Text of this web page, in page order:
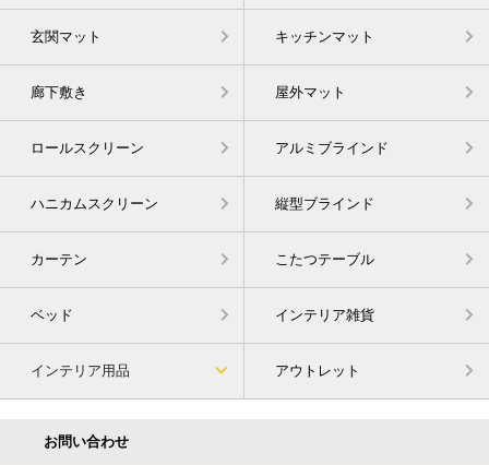
玄関マット キッチンマット
廊下敷き 屋外マット
ロールスクリーン アルミブラインド
ハニカムスクリーン 縦型ブラインド
カーテン こたつテーブル
ベッド インテリア雑貨
インテリア用品 アウトレット
お問い合わせ